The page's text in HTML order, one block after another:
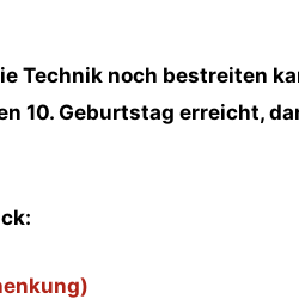
Technik noch bestreiten
10. Geburtstag erreicht,